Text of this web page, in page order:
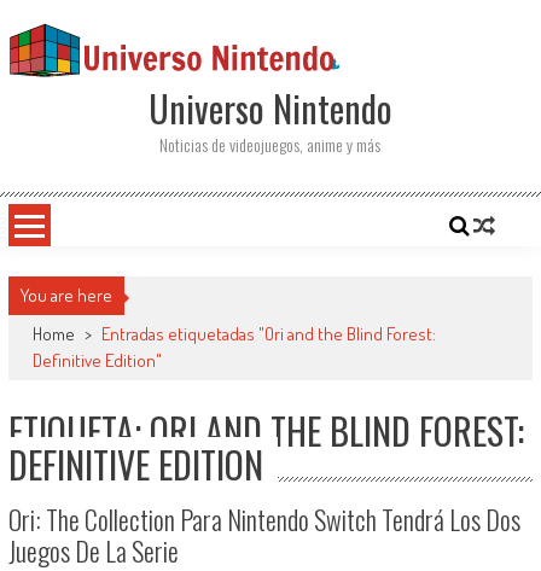
Universo Nintendo
Noticias de videojuegos, anime y más
You are here
Home > Entradas etiquetadas "Ori and the Blind Forest:
Definitive Edition"
ETIQUETA: ORI AND THE BLIND FOREST:
DEFINITIVE EDITION
Ori: The Collection Para Nintendo Switch Tendrá Los Dos
Juegos De La Serie